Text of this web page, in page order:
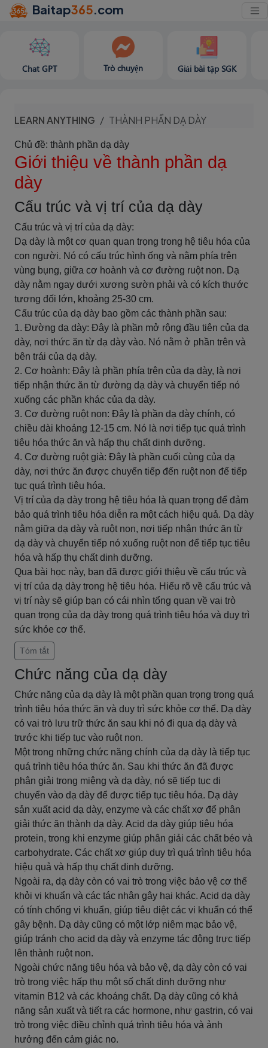
Baitap365.com
Chat GPT Trò chuyện Giải bài tập SGK
LEARN ANYTHING THÀNH PHẦN DẠ DÀY
Chủ đề: thành phần dạ dày
Giới thiệu về thành phần dạ
dày
Cấu trúc và vị trí của dạ dày
Cấu trúc và vị trí của dạ dày:
Dạ dày là một cơ quan quan trọng trong hệ tiêu hóa của
con người. Nó có cấu trúc hình ống và nằm phía trên
vùng bụng, giữa cơ hoành và cơ đường ruột non. Dạ
dày nằm ngay dưới xương sườn phải và có kích thước
tương đối lớn, khoảng 25-30 cm.
Cấu trúc của dạ dày bao gồm các thành phần sau:
1. Đường dạ dày: Đây là phần mở rộng đầu tiên của dạ
dày, nơi thức ăn từ dạ dày vào. Nó nằm ở phần trên và
bên trái của dạ dày.
2. Cơ hoành: Đây là phần phía trên của dạ dày, là nơi
tiếp nhận thức ăn từ đường dạ dày và chuyển tiếp nó
xuống các phần khác của dạ dày.
3. Cơ đường ruột non: Đây là phần dạ dày chính, có
chiều dài khoảng 12-15 cm. Nó là nơi tiếp tục quá trình
tiêu hóa thức ăn và hấp thụ chất dinh dưỡng.
4. Cơ đường ruột già: Đây là phần cuối cùng của dạ
dày, nơi thức ăn được chuyển tiếp đến ruột non để tiếp
tục quá trình tiêu hóa.
Vị trí của dạ dày trong hệ tiêu hóa là quan trọng để đảm
bảo quá trình tiêu hóa diễn ra một cách hiệu quả. Dạ dày
nằm giữa dạ dày và ruột non, nơi tiếp nhận thức ăn từ
dạ dày và chuyển tiếp nó xuống ruột non để tiếp tục tiêu
hóa và hấp thụ chất dinh dưỡng.
Qua bài học này, bạn đã được giới thiệu về cấu trúc và
vị trí của dạ dày trong hệ tiêu hóa. Hiểu rõ về cấu trúc và
vị trí này sẽ giúp bạn có cái nhìn tổng quan về vai trò
quan trọng của dạ dày trong quá trình tiêu hóa và duy trì
sức khỏe cơ thể.
Tóm tắt
Chức năng của dạ dày
Chức năng của dạ dày là một phần quan trọng trong quá
trình tiêu hóa thức ăn và duy trì sức khỏe cơ thể. Dạ dày
có vai trò lưu trữ thức ăn sau khi nó đi qua dạ dày và
trước khi tiếp tục vào ruột non.
Một trong những chức năng chính của dạ dày là tiếp tục
quá trình tiêu hóa thức ăn. Sau khi thức ăn đã được
phân giải trong miệng và dạ dày, nó sẽ tiếp tục di
chuyển vào dạ dày để được tiếp tục tiêu hóa. Dạ dày
sản xuất acid dạ dày, enzyme và các chất xơ để phân
giải thức ăn thành dạ dày. Acid dạ dày giúp tiêu hóa
protein, trong khi enzyme giúp phân giải các chất béo và
carbohydrate. Các chất xơ giúp duy trì quá trình tiêu hóa
hiệu quả và hấp thụ chất dinh dưỡng.
Ngoài ra, dạ dày còn có vai trò trong việc bảo vệ cơ thể
khỏi vi khuẩn và các tác nhân gây hại khác. Acid dạ dày
có tính chống vi khuẩn, giúp tiêu diệt các vi khuẩn có thể
gây bệnh. Dạ dày cũng có một lớp niêm mạc bảo vệ,
giúp tránh cho acid dạ dày và enzyme tác động trực tiếp
lên thành ruột non.
Ngoài chức năng tiêu hóa và bảo vệ, dạ dày còn có vai
trò trong việc hấp thụ một số chất dinh dưỡng như
vitamin B12 và các khoáng chất. Dạ dày cũng có khả
năng sản xuất và tiết ra các hormone, như gastrin, có vai
trò trong việc điều chỉnh quá trình tiêu hóa và ảnh
hưởng đến cảm giác no.